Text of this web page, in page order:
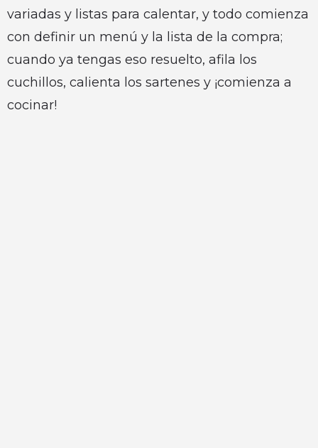
variadas y listas para calentar, y todo comienza
con definir un menú y la lista de la compra;
cuando ya tengas eso resuelto, afila los
cuchillos, calienta los sartenes y ¡comienza a
cocinar!